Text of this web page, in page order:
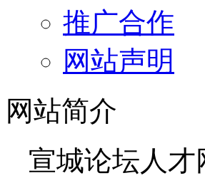
推广合作
网站声明
网站简介
宣城论坛人